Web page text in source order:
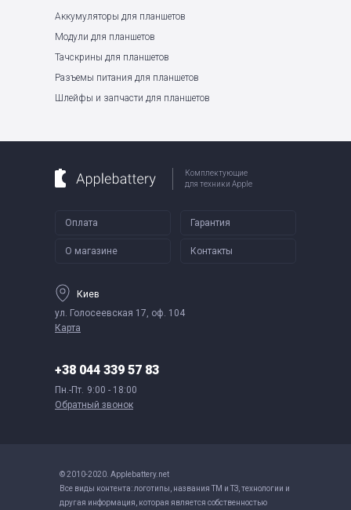
Аккумуляторы для планшетов
Модули для планшетов
Тачскрины для планшетов
Разъемы питания для планшетов
Шлейфы и запчасти для планшетов
Комплектующие
для техники Apple
Оплата Гарантия
О магазине Контакты
Киев
ул. Голосеевская 17, оф. 104
Карта
+38 044 339 57 83
Пн.-Пт. 9:00 - 18:00
Обратный звонок
© 2010-2020. Applebattery.net
Все виды контента: логотипы, названия ТМ и ТЗ, технологии и
другая информация, которая является собственностью